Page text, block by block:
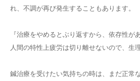
れ、不調が再び発生することもあります。
『治療をやめるとぶり返すから、依存性が
人間の特性上疲労は切り離せないので、生
鍼治療を受けたい気持ちの時は、まだ正常